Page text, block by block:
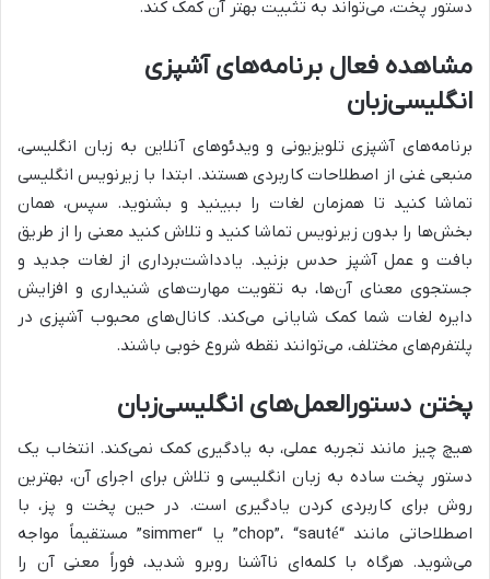
دستور پخت، می‌تواند به تثبیت بهتر آن کمک کند.
مشاهده فعال برنامه‌های آشپزی
انگلیسی‌زبان
برنامه‌های آشپزی تلویزیونی و ویدئوهای آنلاین به زبان انگلیسی،
منبعی غنی از اصطلاحات کاربردی هستند. ابتدا با زیرنویس انگلیسی
تماشا کنید تا همزمان لغات را ببینید و بشنوید. سپس، همان
بخش‌ها را بدون زیرنویس تماشا کنید و تلاش کنید معنی را از طریق
بافت و عمل آشپز حدس بزنید. یادداشت‌برداری از لغات جدید و
جستجوی معنای آن‌ها، به تقویت مهارت‌های شنیداری و افزایش
دایره لغات شما کمک شایانی می‌کند. کانال‌های محبوب آشپزی در
پلتفرم‌های مختلف، می‌توانند نقطه شروع خوبی باشند.
پختن دستورالعمل‌های انگلیسی‌زبان
هیچ چیز مانند تجربه عملی، به یادگیری کمک نمی‌کند. انتخاب یک
دستور پخت ساده به زبان انگلیسی و تلاش برای اجرای آن، بهترین
روش برای کاربردی کردن یادگیری است. در حین پخت و پز، با
اصطلاحاتی مانند “chop”، “sauté” یا “simmer” مستقیماً مواجه
می‌شوید. هرگاه با کلمه‌ای ناآشنا روبرو شدید، فوراً معنی آن را